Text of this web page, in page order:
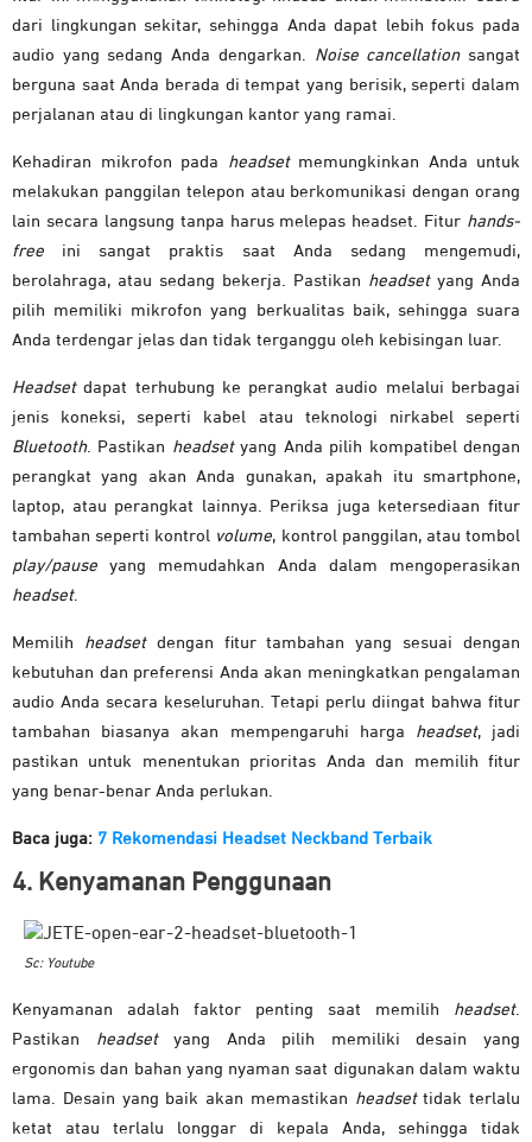
dari lingkungan sekitar, sehingga Anda dapat lebih fokus pada
audio yang sedang Anda dengarkan. Noise cancellationsangat
berguna saat Anda berada di tempat yang berisik, seperti dalam
perjalanan atau di lingkungan kantor yang ramai.
Kehadiran mikrofon pada headsetmemungkinkan Anda untuk
melakukan panggilan telepon atau berkomunikasi dengan orang
lain secara langsung tanpa harus melepas headset. Fitur hands-
free ini sangat praktis saat Anda sedang mengemudi,
berolahraga, atau sedang bekerja. Pastikan headsetyang Anda
pilih memiliki mikrofon yang berkualitas baik, sehingga suara
Anda terdengar jelas dan tidak terganggu oleh kebisingan luar.
Headsetdapat terhubung ke perangkat audio melalui berbagai
jenis koneksi, seperti kabel atau teknologi nirkabel seperti
Bluetooth. Pastikan headsetyang Anda pilih kompatibel dengan
perangkat yang akan Anda gunakan, apakah itu smartphone,
laptop, atau perangkat lainnya. Periksa juga ketersediaan fitur
tambahan seperti kontrol volume, kontrol panggilan, atau tombol
play/pause yang memudahkan Anda dalam mengoperasikan
headset.
Memilih headsetdengan fitur tambahan yang sesuai dengan
kebutuhan dan preferensi Anda akan meningkatkan pengalaman
audio Anda secara keseluruhan. Tetapi perlu diingat bahwa fitur
tambahan biasanya akan mempengaruhi harga headset, jadi
pastikan untuk menentukan prioritas Anda dan memilih fitur
yang benar-benar Anda perlukan.
Baca juga: 7 Rekomendasi Headset Neckband Terbaik
4. Kenyamanan Penggunaan
Sc: Youtube
Kenyamanan adalah faktor penting saat memilih headset.
Pastikan headsetyang Anda pilih memiliki desain yang
ergonomis dan bahan yang nyaman saat digunakan dalam waktu
lama. Desain yang baik akan memastikan headsettidak terlalu
ketat atau terlalu longgar di kepala Anda, sehingga tidak